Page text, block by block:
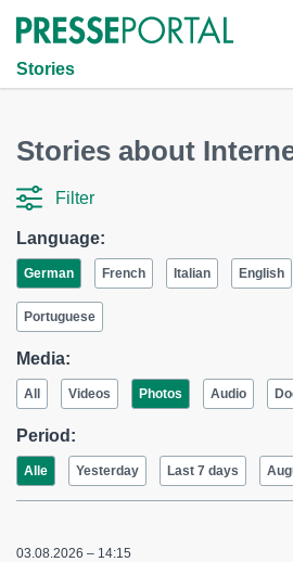
Stories
Stories about
Filter
Language:
German French Italian English
Portuguese
Media:
All Videos Photos Audio
Period:
Alle Yesterday Last 7 days
03.08.2026 – 14:15